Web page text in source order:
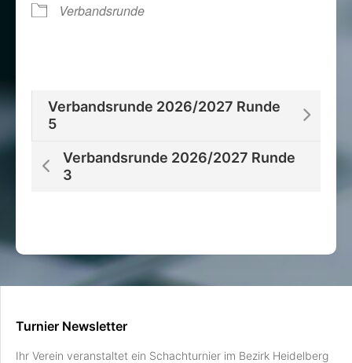
Verbandsrunde
Verbandsrunde 2026/2027 Runde
5
Verbandsrunde 2026/2027 Runde
3
Turnier Newsletter
Ihr Verein veranstaltet ein Schachturnier im Bezirk Heidelberg